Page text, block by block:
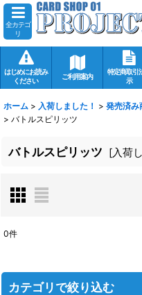
全カテゴ
リ
はじめにお読み
ください
ご利用案内
特定商取引
示
ホーム > 入荷しました！ > 発売済み
> バトルスピリッツ
バトルスピリッツ [入荷
在庫あり
0件
カテゴリで絞り込む